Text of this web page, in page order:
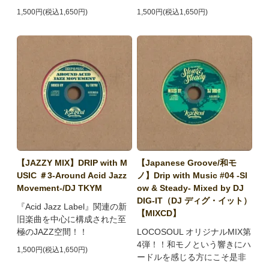
1,500円(税込1,650円) 1,500円(税込1,650円)
【JAZZY MIX】DRIP with M
USIC ＃3-Around Acid Jazz
Movement-/DJ TKYM
『Acid Jazz Label』関連の新
旧楽曲を中心に構成された至
極のJAZZ空間！！
1,500円(税込1,650円)
【Japanese Groove/和モ
ノ】Drip with Music #04 -Sl
ow & Steady- Mixed by DJ
DIG-IT（DJ ディグ・イット）
【MIXCD】
LOCOSOUL オリジナルMIX第
4弾！！和モノという響きにハ
ードルを感じる方にこそ是非